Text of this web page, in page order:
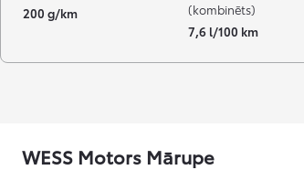
200 g/km
(kombinēts)
7,6 l/100 km
WESS Motors Mārupe